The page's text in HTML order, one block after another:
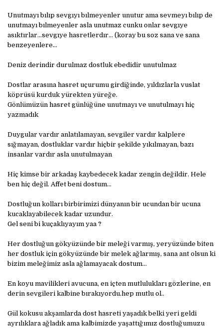
Unutmayı bılıp sevgıyı bılmeyenler unutur ama sevmeyı bılıp de
unutmayı bılmeyenler asla unutmaz cunku onlar sevgıye
asıktırlar...sevgıye hasretlerdır... (koray bu soz sana ve sana
benzeyenlere...
Deniz derindir durulmaz dostluk ebedidir unutulmaz
Dostlar arasına hasret uçurumu girdiğinde, yıldızlarla vuslat
köprüsü kurduk yürekten yüreğe.
Gönlümüzün hasret günlüğüne unutmayı ve unutulmayı hiç
yazmadık
Duygular vardır anlatılamayan, sevgiler vardır kalplere
sığmayan, dostluklar vardır hiçbir şekilde yıkılmayan, bazı
insanlar vardır asla unutulmayan
Hiç kimse bir arkadaş kaybedecek kadar zengin değildir. Hele
ben hiç değil. Affet beni dostum…
Dostluğun kolları birbirimizi dünyanın bir ucundan bir ucuna
kucaklayabilecek kadar uzundur.
Gel seni bi kuçaklıyayım yaa ?
Her dostluğun gökyüzünde bir meleği varmış, yeryüzünde biten
her dostluk için gökyüzünde bir melek ağlarmış, sana ant olsun ki
bizim meleğimiz asla ağlamayacak dostum...
En koyu mavilikleri avucuna, en içten mutlulukları gözlerine, en
derin sevgileri kalbine bırakıyordu.hep mutlu ol..
Gül kokusu akşamlarda dost hasreti yaşadık belki yeri geldi
ayrılıklara ağladık ama kalbimizde yaşattığımız dostluğumuzu